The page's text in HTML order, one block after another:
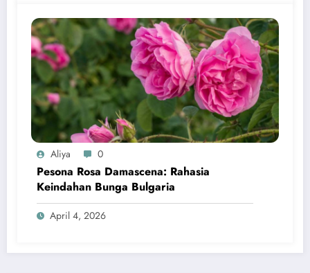
Aliya 0
Pesona Rosa Damascena: Rahasia
Keindahan Bunga Bulgaria
April 4, 2026